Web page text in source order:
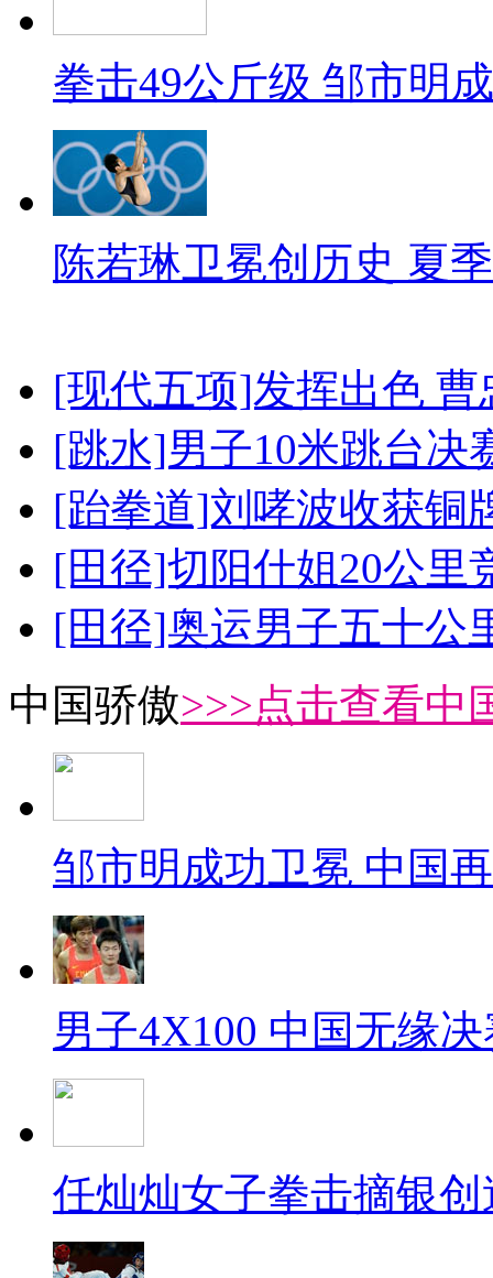
拳击49公斤级 邹市明
陈若琳卫冕创历史 夏
[现代五项]发挥出色
[跳水]男子10米跳台决
[跆拳道]刘哮波收获铜
[田径]切阳什姐20公里
[田径]奥运男子五十公
中国骄傲>>>点击查看中
邹市明成功卫冕 中国
男子4X100 中国无缘
任灿灿女子拳击摘银